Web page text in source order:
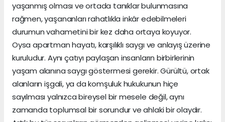
yaşanmış olması ve ortada tanıklar bulunmasına
rağmen, yaşananları rahatlıkla inkâr edebilmeleri
durumun vahametini bir kez daha ortaya koyuyor.
Oysa apartman hayatı, karşılıklı saygı ve anlayış üzerine
kuruludur. Aynı çatıyı paylaşan insanların birbirlerinin
yaşam alanına saygı göstermesi gerekir. Gürültü, ortak
alanların işgali, ya da komşuluk hukukunun hiçe
sayılması yalnızca bireysel bir mesele değil, aynı
zamanda toplumsal bir sorundur ve ahlaki bir olaydır.